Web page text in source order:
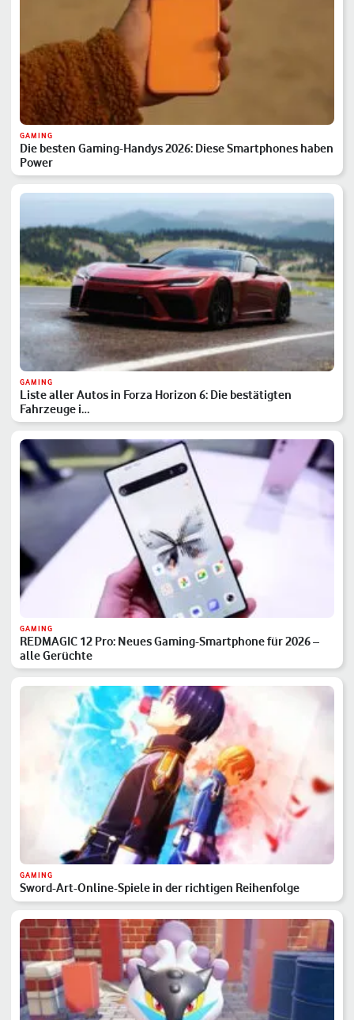
GAMING
Die besten Gaming-Handys 2026: Diese Smartphones haben
Power
GAMING
Liste aller Autos in Forza Horizon 6: Die bestätigten
Fahrzeuge i…
GAMING
REDMAGIC 12 Pro: Neues Gaming-Smartphone für 2026 –
alle Gerüchte
GAMING
Sword-Art-Online-Spiele in der richtigen Reihenfolge